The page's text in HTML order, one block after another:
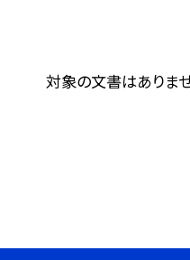
対象の文書はありま